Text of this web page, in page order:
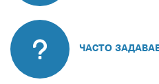
ЧАСТО